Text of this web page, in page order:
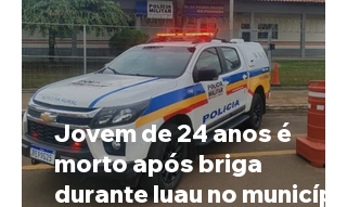
Jovem de 24 anos é
morto após briga
durante luau no município